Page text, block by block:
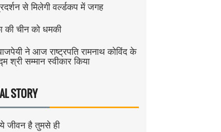
से मिलेगी वर्ल्डकप में जगह
की चीन को धमकी
ने आज राष्ट्रपति रामनाथ कोविंद के
श्री सम्मान स्वीकार किया
STORY
जीवन है तुमसे ही